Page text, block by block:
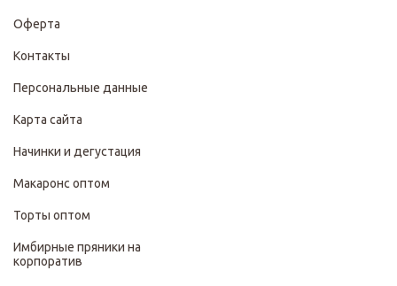
Оферта
Контакты
Персональные данные
Карта сайта
Начинки и дегустация
Макаронс оптом
Торты оптом
Имбирные пряники на
корпоратив